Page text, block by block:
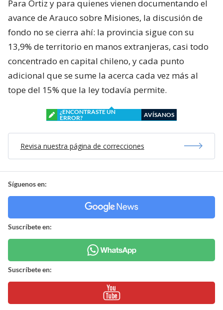
Para Ortiz y para quienes vienen documentando el
avance de Arauco sobre Misiones, la discusión de
fondo no se cierra ahí: la provincia sigue con su
13,9% de territorio en manos extranjeras, casi todo
concentrado en capital chileno, y cada punto
adicional que se sume la acerca cada vez más al
tope del 15% que la ley todavía permite.
¿ENCONTRASTE UN
ERROR?
AVÍSANOS
Revisa nuestra página de correcciones
Síguenos en:
Suscríbete en:
Suscríbete en: